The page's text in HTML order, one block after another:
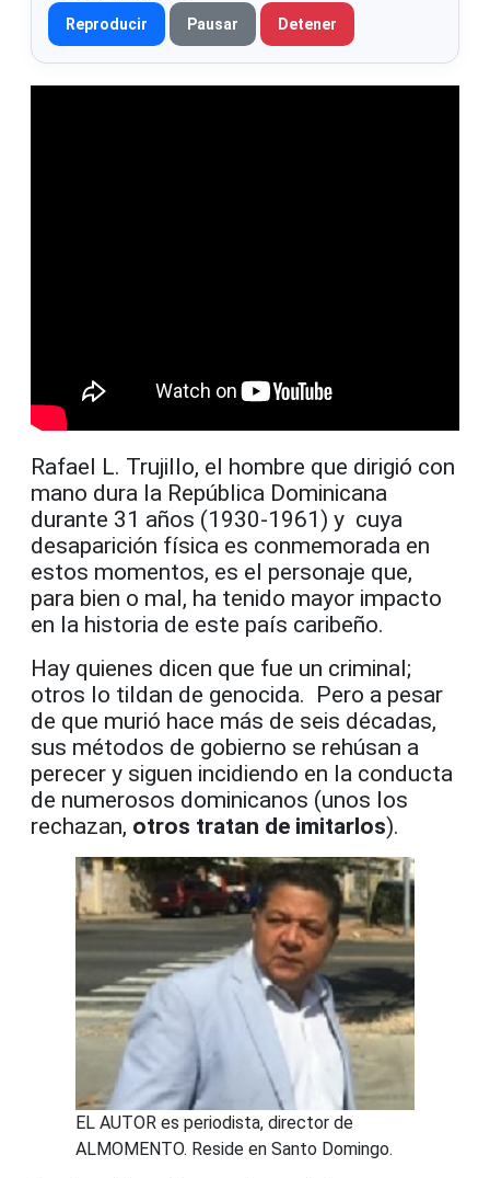
Reproducir Pausar Detener
Rafael L. Trujillo, el hombre que dirigió con
mano dura la República Dominicana
durante 31 años (1930-1961) y cuya
desaparición física es conmemorada en
estos momentos, es el personaje que,
para bien o mal, ha tenido mayor impacto
en la historia de este país caribeño.
Hay quienes dicen que fue un criminal;
otros lo tildan de genocida. Pero a pesar
de que murió hace más de seis décadas,
sus métodos de gobierno se rehúsan a
perecer y siguen incidiendo en la conducta
de numerosos dominicanos (unos los
rechazan, otros tratan de imitarlos).
EL AUTOR es periodista, director de
ALMOMENTO. Reside en Santo Domingo.